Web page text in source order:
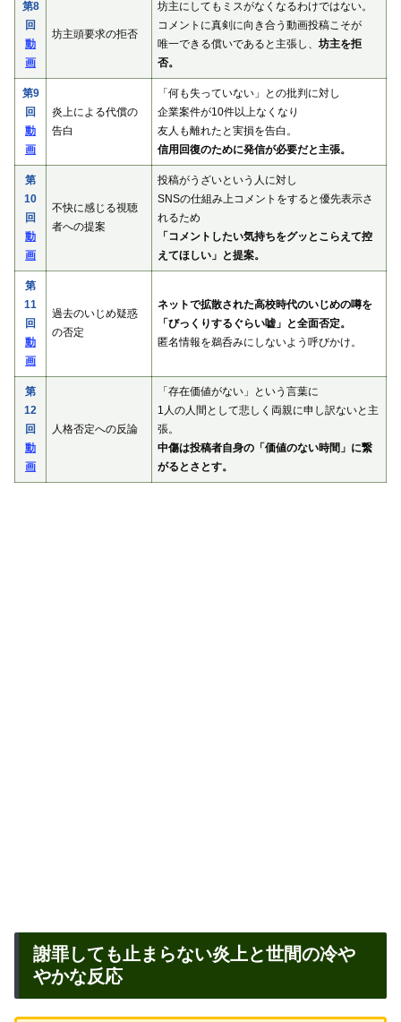
第8
回
動
画
坊主頭要求の拒否
坊主にしてもミスがなくなるわけではない。
コメントに真剣に向き合う動画投稿こそが
唯一できる償いであると主張し、 坊主を拒
否。
第9
回
動
画
炎上による代償の
告白
「何も失っていない」との批判に対し
企業案件が10件以上なくなり
友人も離れたと実損を告白。
信用回復のために発信が必要だと主張。
第
10
回
動
画
不快に感じる視聴
者への提案
投稿がうざいという人に対し
SNSの仕組み上コメントをすると優先表示さ
れるため
「コメントしたい気持ちをグッとこらえて控
えてほしい」と提案。
第
11
回
動
画
過去のいじめ疑惑
の否定
ネットで拡散された高校時代のいじめの噂を
「びっくりするぐらい嘘」と全面否定。
匿名情報を鵜呑みにしないよう呼びかけ。
第
12
回
動
画
人格否定への反論
「存在価値がない」という言葉に
1人の人間として悲しく両親に申し訳ないと主
張。
中傷は投稿者自身の「価値のない時間」に繋
がるとさとす。
謝罪しても止まらない炎上と世間の冷や
やかな反応